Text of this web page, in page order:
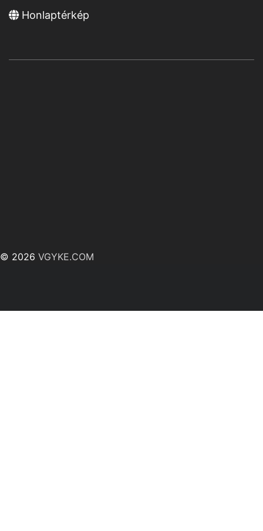
Honlaptérkép
© 2026 VGYKE.COM